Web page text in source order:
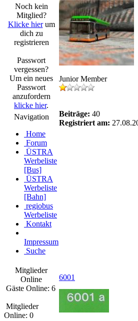
Noch kein
Mitglied?
Klicke hierum
dich zu
registrieren
Passwort
vergessen?
Um ein neues
Passwort
anzufordern
klicke hier.
Navigation
Home
Forum
ÜSTRA
Werbeliste
[Bus]
ÜSTRA
Werbeliste
[Bahn]
regiobus
Werbeliste
Kontakt
Impressum
Suche
Mitglieder
Online
Gäste Online: 6
Mitglieder
Online: 0
Junior Member
Beiträge: 40
Registriert am:
6001